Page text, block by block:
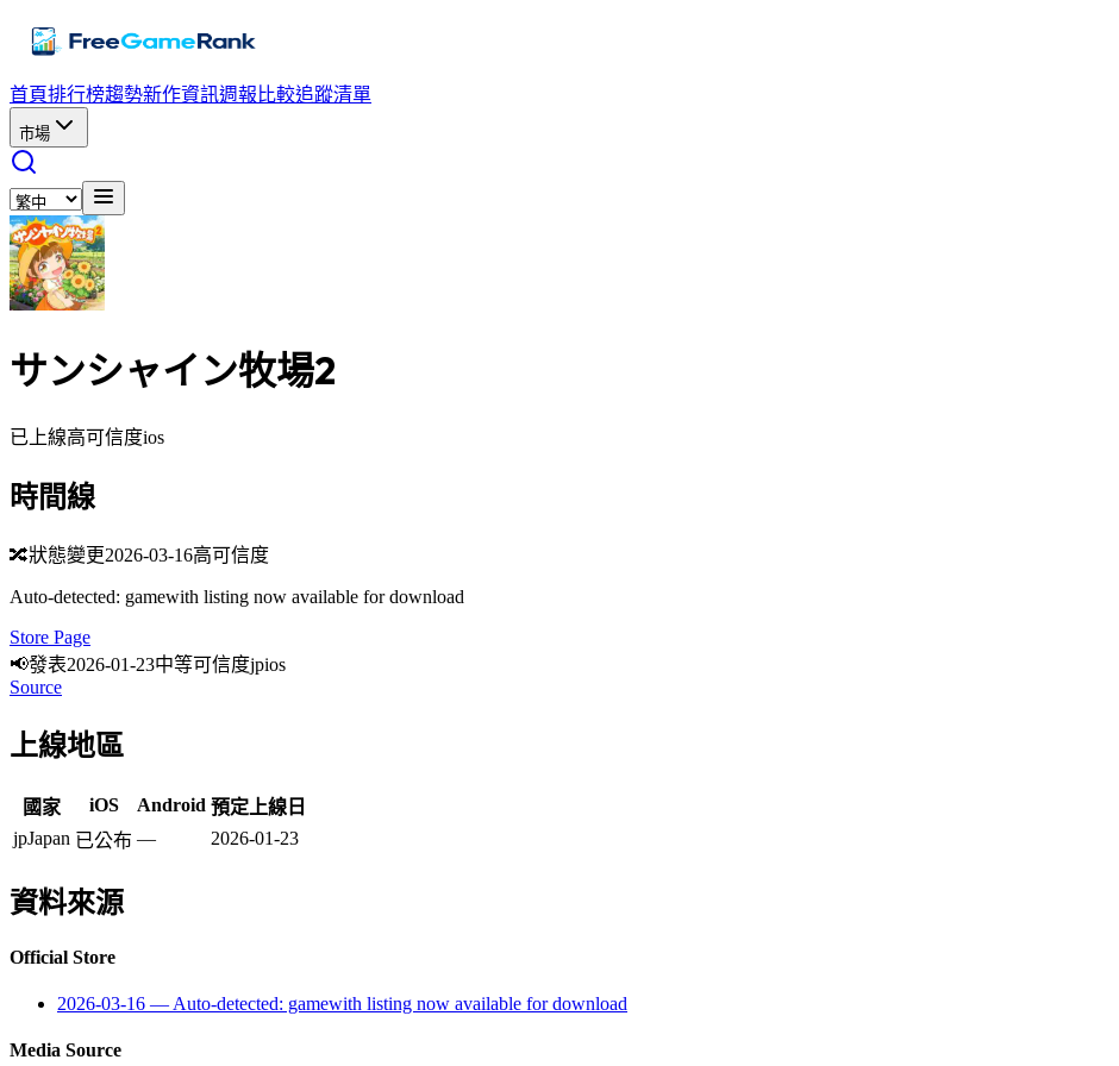
首頁排行榜趨勢新作資訊週報 比較追蹤清單
市場
サンシャイン牧場2
已上線高可信度ios
時間線
🔀狀態變更2026-03-16高可信度
Auto-detected: gamewith listing now available for download
Store Page
📢發表2026-01-23中等可信度jpios
Source
上線地區
國家 iOS Android 預定上線日
jpJapan 已公布 — 2026-01-23
資料來源
Official Store
2026-03-16 — Auto-detected: gamewith listing now available for download
Media Source